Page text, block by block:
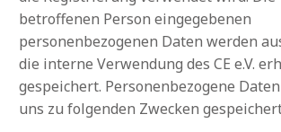
betroffenen Person eingegebenen
personenbezogenen Daten werden
die interne Verwendung des CE e.V.
gespeichert. Personenbezogene
uns zu folgenden Zwecken